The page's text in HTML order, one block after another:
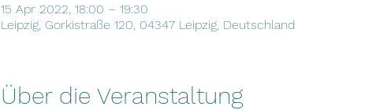
15 Apr 2022, 18:00 – 19:30
Leipzig, Gorkistraße 120, 04347 Leipzig, Deutschland
Über die Veranstaltung